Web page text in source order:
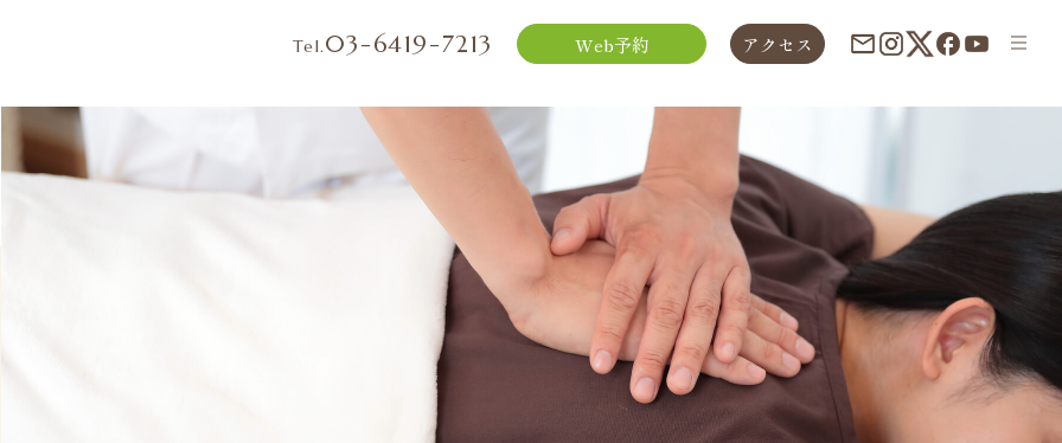
Tel.03-6419-7213 Web予約 アクセス